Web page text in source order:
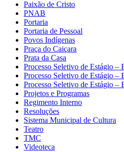
Paixão de Cristo
PNAB
Portaria
Portaria de Pessoal
Povos Indígenas
Praça do Caiçara
Prata da Casa
Processo Seletivo de Estágio –
Processo Seletivo de Estágio –
Processo Seletivo de Estágio –
Projetos e Programas
Regimento Interno
Resoluções
Sistema Municipal de Cultura
Teatro
TMC
Videoteca